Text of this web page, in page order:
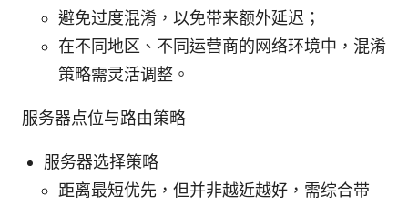
避免过度混淆，以免带来额外延迟；
在不同地区、不同运营商的网络环境中，混淆
策略需灵活调整。
服务器点位与路由策略
服务器选择策略
距离最短优先，但并非越近越好，需综合带